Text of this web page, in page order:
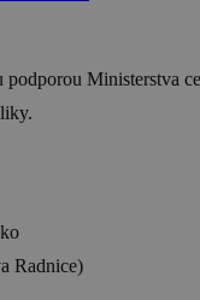
podporou Ministerstva
Radnice)